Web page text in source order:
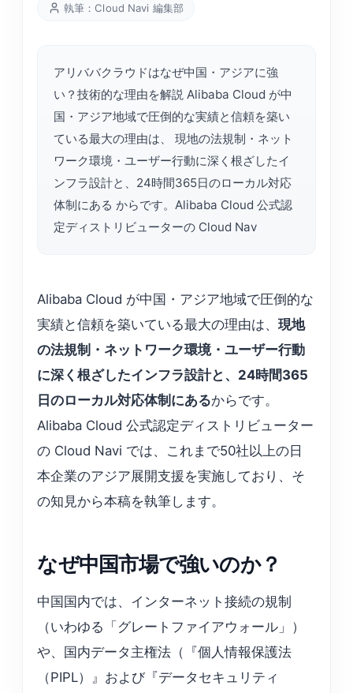
執筆：Cloud Navi 編集部
アリババクラウドはなぜ中国・アジアに強
い？技術的な理由を解説 Alibaba Cloud が中
国・アジア地域で圧倒的な実績と信頼を築い
ている最大の理由は、 現地の法規制・ネット
ワーク環境・ユーザー行動に深く根ざしたイ
ンフラ設計と、24時間365日のローカル対応
体制にある からです。Alibaba Cloud 公式認
定ディストリビューターの Cloud Nav
Alibaba Cloud が中国・アジア地域で圧倒的な
実績と信頼を築いている最大の理由は、現地
の法規制・ネットワーク環境・ユーザー行動
に深く根ざしたインフラ設計と、24時間365
日のローカル対応体制にあるからです。
Alibaba Cloud 公式認定ディストリビューター
の Cloud Navi では、これまで50社以上の日
本企業のアジア展開支援を実施しており、そ
の知見から本稿を執筆します。
なぜ中国市場で強いのか？
中国国内では、インターネット接続の規制
（いわゆる「グレートファイアウォール」）
や、国内データ主権法（『個人情報保護法
（PIPL）』および『データセキュリティ